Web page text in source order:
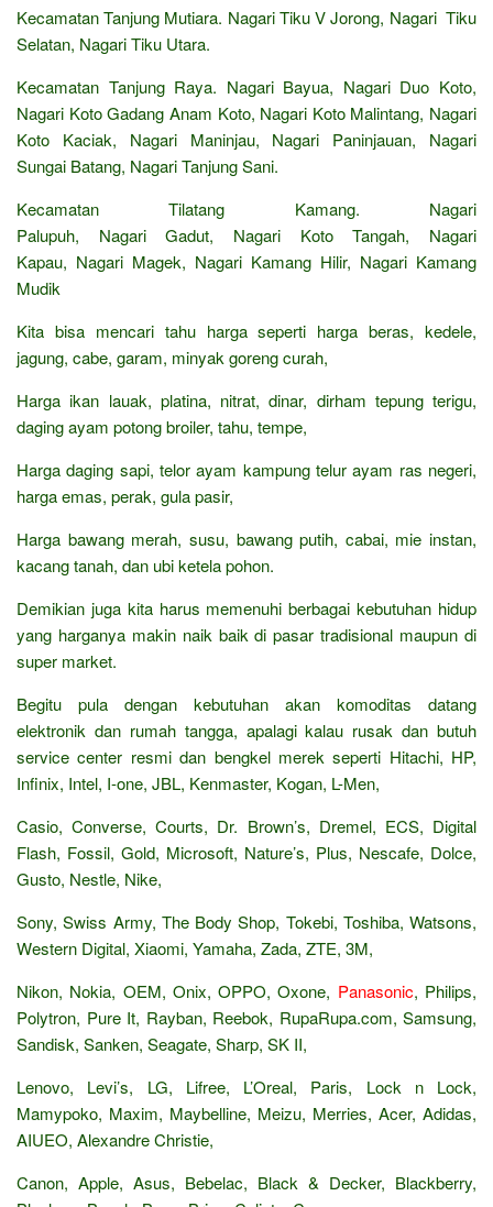
Kecamatan Tanjung Mutiara. Nagari Tiku V Jorong, Nagari Tiku
Selatan, Nagari Tiku Utara.
Kecamatan Tanjung Raya. Nagari Bayua, Nagari Duo Koto,
Nagari Koto Gadang Anam Koto, Nagari Koto Malintang, Nagari
Koto Kaciak, Nagari Maninjau, Nagari Paninjauan, Nagari
Sungai Batang, Nagari Tanjung Sani.
Kecamatan Tilatang Kamang. Nagari
Palupuh, Nagari Gadut, Nagari Koto Tangah, Nagari
Kapau, Nagari Magek, Nagari Kamang Hilir, Nagari Kamang
Mudik
Kita bisa mencari tahu harga seperti harga beras, kedele,
jagung, cabe, garam, minyak goreng curah,
Harga ikan lauak, platina, nitrat, dinar, dirham tepung terigu,
daging ayam potong broiler, tahu, tempe,
Harga daging sapi, telor ayam kampung telur ayam ras negeri,
harga emas, perak, gula pasir,
Harga bawang merah, susu, bawang putih, cabai, mie instan,
kacang tanah, dan ubi ketela pohon.
Demikian juga kita harus memenuhi berbagai kebutuhan hidup
yang harganya makin naik baik di pasar tradisional maupun di
super market.
Begitu pula dengan kebutuhan akan komoditas datang
elektronik dan rumah tangga, apalagi kalau rusak dan butuh
service center resmi dan bengkel merek seperti Hitachi, HP,
Infinix, Intel, I-one, JBL, Kenmaster, Kogan, L-Men,
Casio, Converse, Courts, Dr. Brown’s, Dremel, ECS, Digital
Flash, Fossil, Gold, Microsoft, Nature’s, Plus, Nescafe, Dolce,
Gusto, Nestle, Nike,
Sony, Swiss Army, The Body Shop, Tokebi, Toshiba, Watsons,
Western Digital, Xiaomi, Yamaha, Zada, ZTE, 3M,
Nikon, Nokia, OEM, Onix, OPPO, Oxone, Panasonic, Philips,
Polytron, Pure It, Rayban, Reebok, RupaRupa.com, Samsung,
Sandisk, Sanken, Seagate, Sharp, SK II,
Lenovo, Levi’s, LG, Lifree, L’Oreal, Paris, Lock n Lock,
Mamypoko, Maxim, Maybelline, Meizu, Merries, Acer, Adidas,
AIUEO, Alexandre Christie,
Canon, Apple, Asus, Bebelac, Black & Decker, Blackberry,